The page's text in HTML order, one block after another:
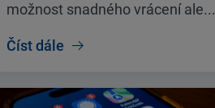
možnost snadného vrácení ale...
Číst dále